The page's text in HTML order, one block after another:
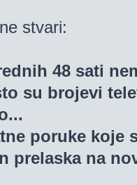
stvari:
48 sati
su brojevi
poruke koje
prelaska na